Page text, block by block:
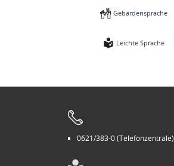
Gebärdensprache
Leichte Sprache
0621/383-0 (Telefonzentrale)